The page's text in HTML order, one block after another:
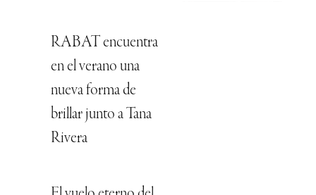
RABAT encuentra
en el verano una
nueva forma de
brillar junto a Tana
Rivera